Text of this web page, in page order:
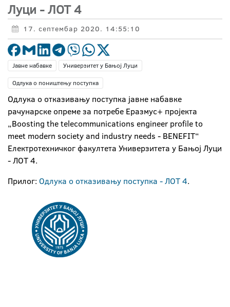
Луци - ЛОТ 4
17. септембар 2020. 14:55:10
Јавне набавке
Универзитет у Бањој Луци
Одлука о поништењу поступка
Одлука о отказивању поступка јавне набавке
рачунарске опреме за потребе Еразмус+ пројекта
„Boosting the telecommunications engineer profile to
meet modern society and industry needs - BENEFIT“
Електротехничког факултета Универзитета у Бањој Луци
- ЛОТ 4.
Прилог: Одлука о отказивању поступка - ЛОТ 4.